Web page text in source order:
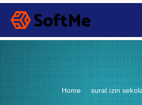
S
p
Home surat izin